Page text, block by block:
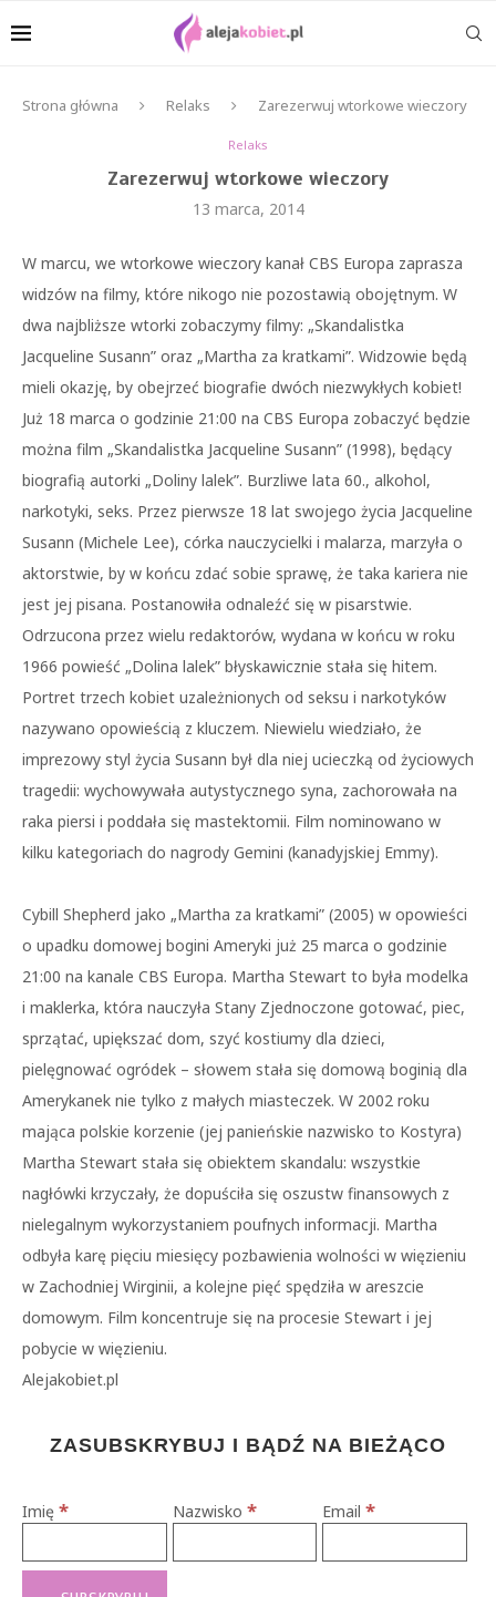
Strona główna Relaks Zarezerwuj wtorkowe wieczory
Relaks
Zarezerwuj wtorkowe wieczory
13 marca, 2014
W marcu, we wtorkowe wieczory kanał CBS Europa zaprasza
widzów na filmy, które nikogo nie pozostawią obojętnym. W
dwa najbliższe wtorki zobaczymy filmy: „Skandalistka
Jacqueline Susann” oraz „Martha za kratkami”. Widzowie będą
mieli okazję, by obejrzeć biografie dwóch niezwykłych kobiet!
Już 18 marca o godzinie 21:00 na CBS Europa zobaczyć będzie
można film „Skandalistka Jacqueline Susann” (1998), będący
biografią autorki „Doliny lalek”. Burzliwe lata 60., alkohol,
narkotyki, seks. Przez pierwsze 18 lat swojego życia Jacqueline
Susann (Michele Lee), córka nauczycielki i malarza, marzyła o
aktorstwie, by w końcu zdać sobie sprawę, że taka kariera nie
jest jej pisana. Postanowiła odnaleźć się w pisarstwie.
Odrzucona przez wielu redaktorów, wydana w końcu w roku
1966 powieść „Dolina lalek” błyskawicznie stała się hitem.
Portret trzech kobiet uzależnionych od seksu i narkotyków
nazywano opowieścią z kluczem. Niewielu wiedziało, że
imprezowy styl życia Susann był dla niej ucieczką od życiowych
tragedii: wychowywała autystycznego syna, zachorowała na
raka piersi i poddała się mastektomii. Film nominowano w
kilku kategoriach do nagrody Gemini (kanadyjskiej Emmy).
Cybill Shepherd jako „Martha za kratkami” (2005) w opowieści
o upadku domowej bogini Ameryki już 25 marca o godzinie
21:00 na kanale CBS Europa. Martha Stewart to była modelka
i maklerka, która nauczyła Stany Zjednoczone gotować, piec,
sprzątać, upiększać dom, szyć kostiumy dla dzieci,
pielęgnować ogródek – słowem stała się domową boginią dla
Amerykanek nie tylko z małych miasteczek. W 2002 roku
mająca polskie korzenie (jej panieńskie nazwisko to Kostyra)
Martha Stewart stała się obiektem skandalu: wszystkie
nagłówki krzyczały, że dopuściła się oszustw finansowych z
nielegalnym wykorzystaniem poufnych informacji. Martha
odbyła karę pięciu miesięcy pozbawienia wolności w więzieniu
w Zachodniej Wirginii, a kolejne pięć spędziła w areszcie
domowym. Film koncentruje się na procesie Stewart i jej
pobycie w więzieniu.
Alejakobiet.pl
ZASUBSKRYBUJ I BĄDŹ NA BIEŻĄCO
Imię * Nazwisko * Email*